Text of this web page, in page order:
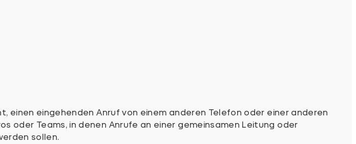
einen eingehenden Anruf von einem anderen Telefon oder einer anderen
oder Teams, in denen Anrufe an einer gemeinsamen Leitung oder
sollen.